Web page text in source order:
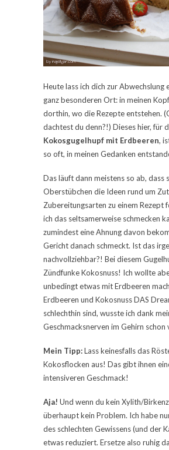
Heute lass ich dich zur Abwechslung
ganz besonderen Ort: in meinen
dorthin, wo die Rezepte entstehen.
dachtest du denn?!) Dieses hier, für
Kokosgugelhupf mit Erdbeeren,
so oft, in meinen Gedanken
Das läuft dann meistens so ab, dass
Oberstübchen die Ideen rund um
Zubereitungsarten zu einem Rezept
ich das seltsamerweise schmecken
zumindest eine Ahnung davon
Gericht danach schmeckt. Ist das
nachvollziehbar?! Bei diesem
Zündfunke Kokosnuss! Ich wollte
unbedingt etwas mit Erdbeeren
Erdbeeren und Kokosnuss DAS
schlechthin sind, wusste ich dank
Geschmacksnerven im Gehirn schon
Mein Tipp:Lass keinesfalls das
Kokosflocken aus! Das gibt ihnen
intensiveren Geschmack!
Aja! Und wenn du kein Xylith/
überhaupt kein Problem. Ich habe
des schlechten Gewissens (und der
etwas reduziert. Ersetze also ruhig